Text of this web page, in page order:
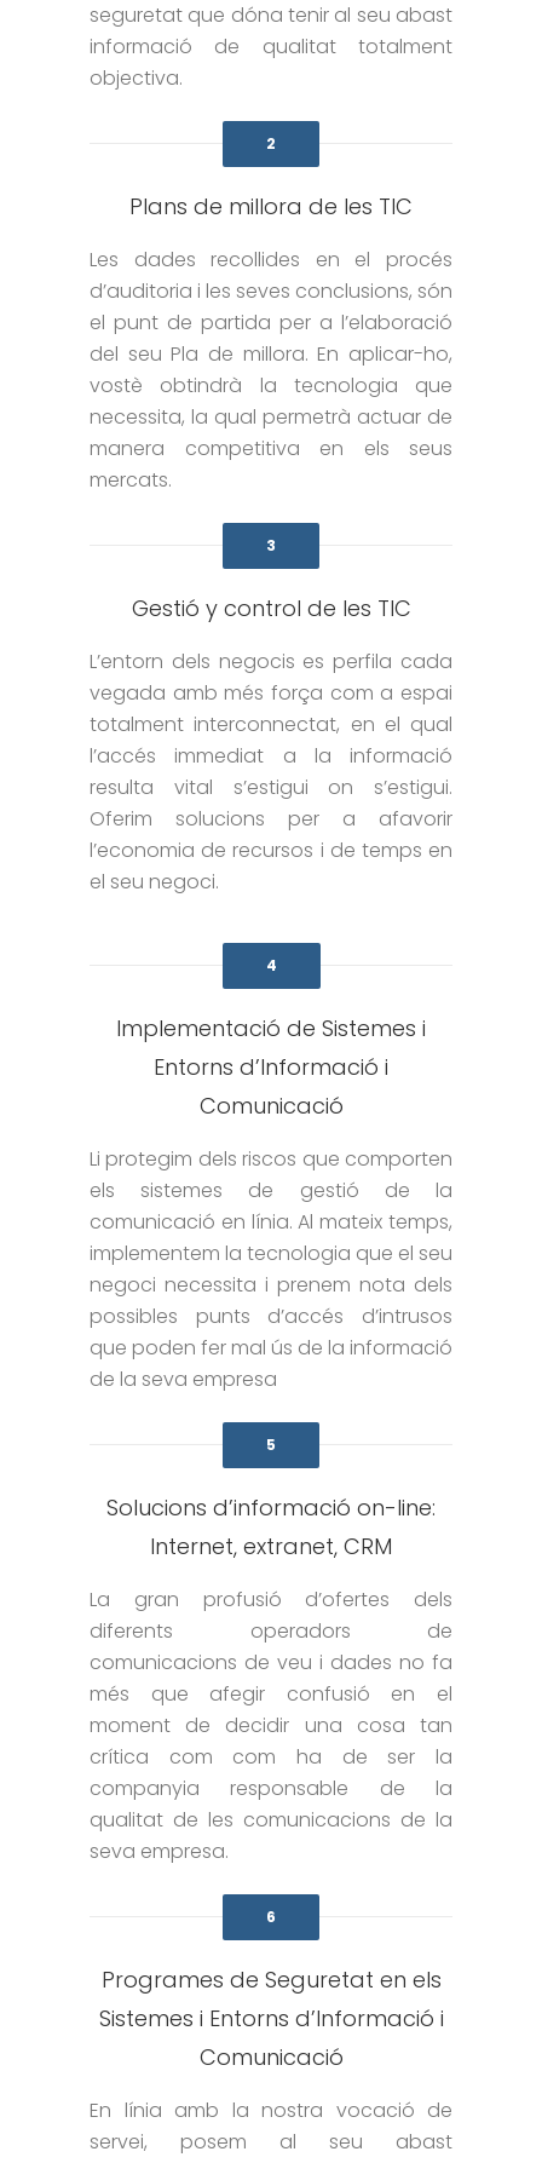
seguretat que dóna tenir al seu abast
informació de qualitat totalment
objectiva.
2
Plans de millora de les TIC
Les dades recollides en el procés
d’auditoria i les seves conclusions, són
el punt de partida per a l’elaboració
del seu Pla de millora. En aplicar-ho,
vostè obtindrà la tecnologia que
necessita, la qual permetrà actuar de
manera competitiva en els seus
mercats.
3
Gestió y control de les TIC
L’entorn dels negocis es perfila cada
vegada amb més força com a espai
totalment interconnectat, en el qual
l’accés immediat a la informació
resulta vital s’estigui on s’estigui.
Oferim solucions per a afavorir
l’economia de recursos i de temps en
el seu negoci.
4
Implementació de Sistemes i
Entorns d’Informació i
Comunicació
Li protegim dels riscos que comporten
els sistemes de gestió de la
comunicació en línia. Al mateix temps,
implementem la tecnologia que el seu
negoci necessita i prenem nota dels
possibles punts d’accés d’intrusos
que poden fer mal ús de la informació
de la seva empresa
5
Solucions d’informació on-line:
Internet, extranet, CRM
La gran profusió d’ofertes dels
diferents operadors de
comunicacions de veu i dades no fa
més que afegir confusió en el
moment de decidir una cosa tan
crítica com com ha de ser la
companyia responsable de la
qualitat de les comunicacions de la
seva empresa.
6
Programes de Seguretat en els
Sistemes i Entorns d’Informació i
Comunicació
En línia amb la nostra vocació de
servei, posem al seu abast